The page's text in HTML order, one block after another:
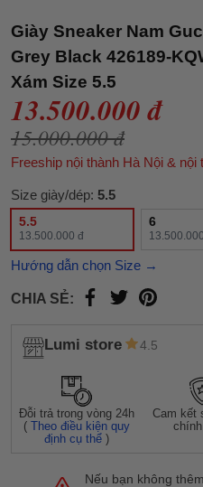
Giày Sneaker Nam
Grey Black 426189-
Xám Size 5.5
13.500.000 đ
15.000.000 đ
Freeship nội thành Hà Nội & nội
Size giày/dép: 5.5
5.5
13.500.000 đ
6
Hướng dẫn chọn Size →
CHIA SẺ:
Lumi store 4.5
Đỗi trả trong vòng 24h
(Theo điều kiện quy
định cụ thể )
Cam kết
Nếu bạn không